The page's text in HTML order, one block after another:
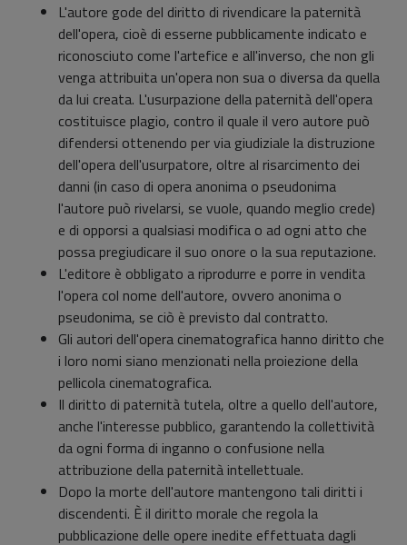
L'autore gode del diritto di rivendicare la paternità
dell'opera, cioè di esserne pubblicamente indicato e
riconosciuto come l'artefice e all'inverso, che non gli
venga attribuita un'opera non sua o diversa da quella
da lui creata. L'usurpazione della paternità dell'opera
costituisce plagio, contro il quale il vero autore può
difendersi ottenendo per via giudiziale la distruzione
dell'opera dell'usurpatore, oltre al risarcimento dei
danni (in caso di opera anonima o pseudonima
l'autore può rivelarsi, se vuole, quando meglio crede)
e di opporsi a qualsiasi modifica o ad ogni atto che
possa pregiudicare il suo onore o la sua reputazione.
L'editore è obbligato a riprodurre e porre in vendita
l'opera col nome dell'autore, ovvero anonima o
pseudonima, se ciò è previsto dal contratto.
Gli autori dell'opera cinematografica hanno diritto che
i loro nomi siano menzionati nella proiezione della
pellicola cinematografica.
Il diritto di paternità tutela, oltre a quello dell'autore,
anche l'interesse pubblico, garantendo la collettività
da ogni forma di inganno o confusione nella
attribuzione della paternità intellettuale.
Dopo la morte dell'autore mantengono tali diritti i
discendenti. È il diritto morale che regola la
pubblicazione delle opere inedite effettuata dagli